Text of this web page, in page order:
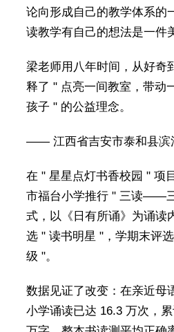
论向形成自己的教学体系的
读教学有自己的想法是一件
梁老师用八年时间，从好奇
释了 " 点亮一间教室，带动
孩子 " 的公益理念。
—— 江西省吉安市泰和县滨
在 " 星星点灯书香校园 " 项
市福台小学推行 " 三读——
式，以《日有所诵》为诵读
选 " 读书明星 "，学期末评
级 "。
数据见证了改变：在亲近母
小学诵读已达 16.3 万次，